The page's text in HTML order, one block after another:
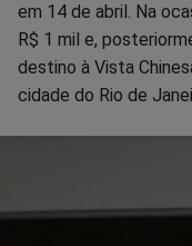
em 14 de abril. Na
R$ 1 mil e,
destino à Vista
cidade do Rio de